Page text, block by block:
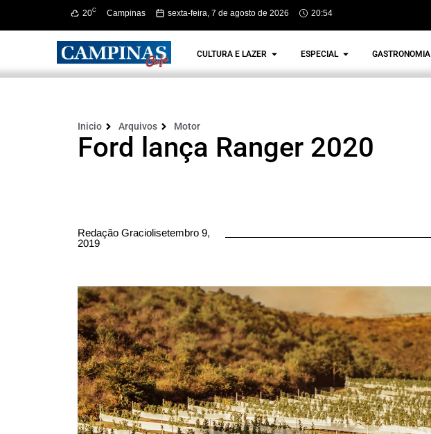
20C Campinas sexta-feira, 7 de agosto de 2026 20:54
CULTURA E LAZER ESPECIAL GASTRONOMIA
Inicio Arquivos Motor
Ford lança Ranger 2020
Redação Graciolisetembro 9,
2019